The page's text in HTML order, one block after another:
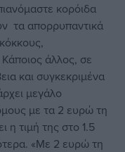
κορόιδα
τα απορρυπαντικά
άλλος, σε
και συγκεκριμένα
μεγάλο
με τα 2 ευρώ τη
η τιμή της στο 1.5
«Με 2 ευρώ τη